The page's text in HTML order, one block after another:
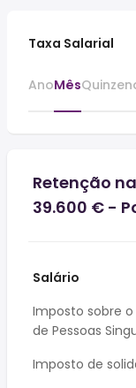
Taxa Salarial
AnoMês
Retenção
39.600 € -
Salário
Imposto sobre
de Pessoas
Imposto de